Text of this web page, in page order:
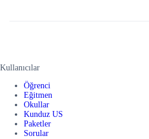
Kullanıcılar
Öğrenci
Eğitmen
Okullar
Kunduz US
Paketler
Sorular